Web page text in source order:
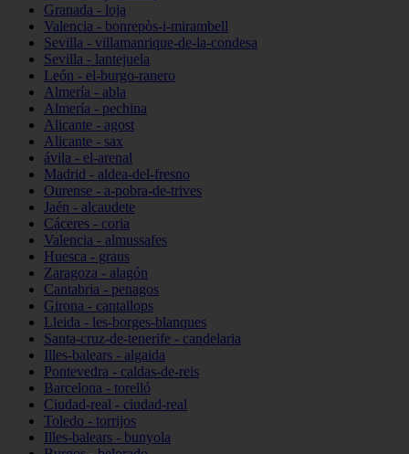
Granada - loja
Valencia - bonrepòs-i-mirambell
Sevilla - villamanrique-de-la-condesa
Sevilla - lantejuela
León - el-burgo-ranero
Almería - abla
Almería - pechina
Alicante - agost
Alicante - sax
ávila - el-arenal
Madrid - aldea-del-fresno
Ourense - a-pobra-de-trives
Jaén - alcaudete
Cáceres - coria
Valencia - almussafes
Huesca - graus
Zaragoza - alagón
Cantabria - penagos
Girona - cantallops
Lleida - les-borges-blanques
Santa-cruz-de-tenerife - candelaria
Illes-balears - algaida
Pontevedra - caldas-de-reis
Barcelona - torelló
Ciudad-real - ciudad-real
Toledo - torrijos
Illes-balears - bunyola